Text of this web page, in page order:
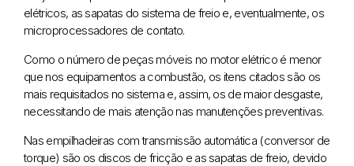
elétricos, as sapatas do sistema de freio e, eventualmente, os
microprocessadores de contato.
Como o número de peças móveis no motor elétrico é menor
que nos equipamentos a combustão, os itens citados são os
mais requisitados no sistema e, assim, os de maior desgaste,
necessitando de mais atenção nas manutenções preventivas.
Nas empilhadeiras com transmissão automática (conversor de
torque) são os discos de fricção e as sapatas de freio, devido